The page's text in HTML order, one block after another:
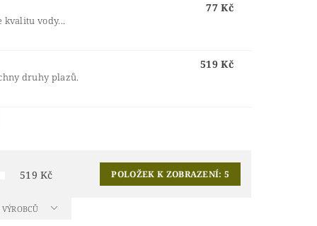
vody...
77 Kč
druhy plazů.
519 Kč
519 Kč POLOŽEK K ZOBRAZENÍ:5